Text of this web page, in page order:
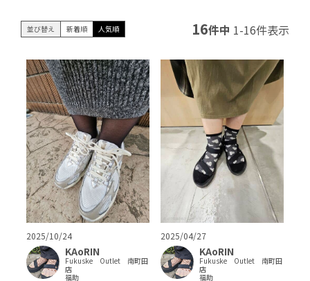
並び替え 新着順 人気順 16件中 1-16件表示
2025/10/24
KAoRIN
Fukuske Outlet 南町田
店
福助
2025/04/27
KAoRIN
Fukuske Outlet 南町田
店
福助